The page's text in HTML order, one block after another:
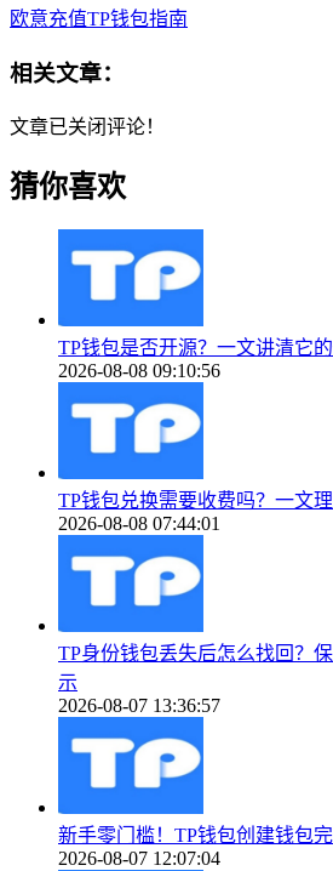
欧意充值TP钱包指南
相关文章：
文章已关闭评论！
猜你喜欢
TP钱包是否开源？一文讲清它
2026-08-08 09:10:56
TP钱包兑换需要收费吗？一文
2026-08-08 07:44:01
TP身份钱包丢失后怎么找回？
示
2026-08-07 13:36:57
新手零门槛！TP钱包创建钱包
2026-08-07 12:07:04